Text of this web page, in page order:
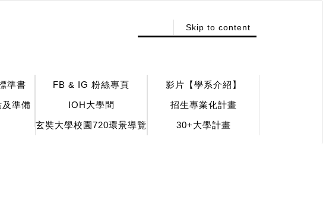
Skip to content
準書 FB & IG 粉絲專頁
影片【學系介紹】
準備
IOH大學問
招生專業化計畫
玄奘大學校園720環景導覽
30+大學計畫